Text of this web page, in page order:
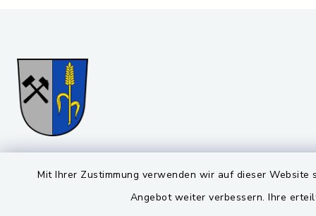
Mit Ihrer Zustimmung verwenden wir auf dieser
Angebot weiter verbessern. Ihre
Gemeinde Stulln